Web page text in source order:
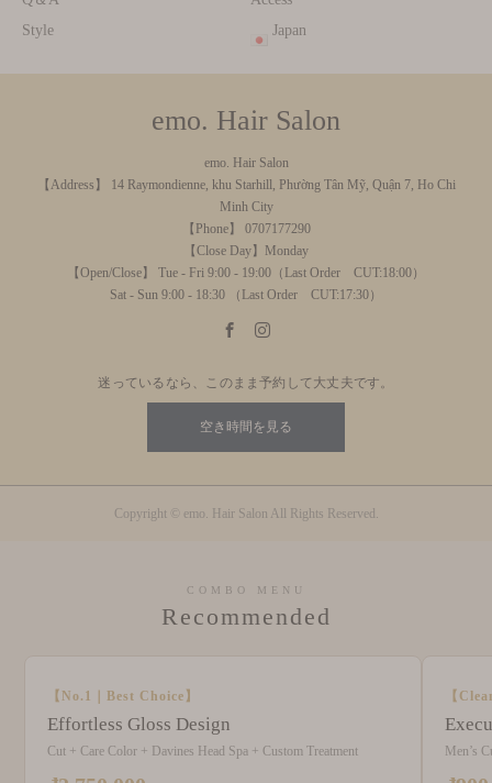
Style
Japan
emo. Hair Salon
emo. Hair Salon
【Address】 14 Raymondienne, khu Starhill, Phường Tân Mỹ, Quận 7, Ho Chi
Minh City
【Phone】 0707177290
【Close Day】Monday
【Open/Close】 Tue - Fri 9:00 - 19:00（Last Order CUT:18:00）
Sat - Sun 9:00 - 18:30 （Last Order CUT:17:30）
迷っているなら、このまま予約して大丈夫です。
空き時間を見る
Copyright © emo. Hair Salon All Rights Reserved.
COMBO MENU
Recommended
【No.1｜Best Choice】
Effortless Gloss Design
Cut + Care Color + Davines Head Spa + Custom Treatment
【
Men’s